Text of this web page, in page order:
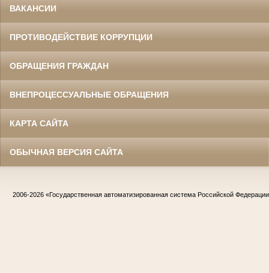
ВАКАНСИИ
ПРОТИВОДЕЙСТВИЕ КОРРУПЦИИ
ОБРАЩЕНИЯ ГРАЖДАН
ВНЕПРОЦЕССУАЛЬНЫЕ ОБРАЩЕНИЯ
КАРТА САЙТА
ОБЫЧНАЯ ВЕРСИЯ САЙТА
2006-2026 «Государственная автоматизированная система Российской